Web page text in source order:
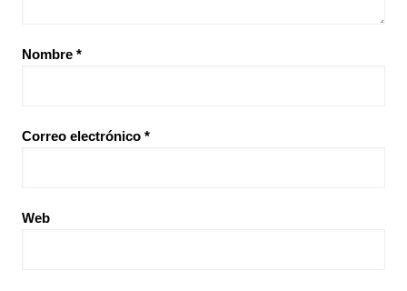
Nombre *
Correo electrónico *
Web